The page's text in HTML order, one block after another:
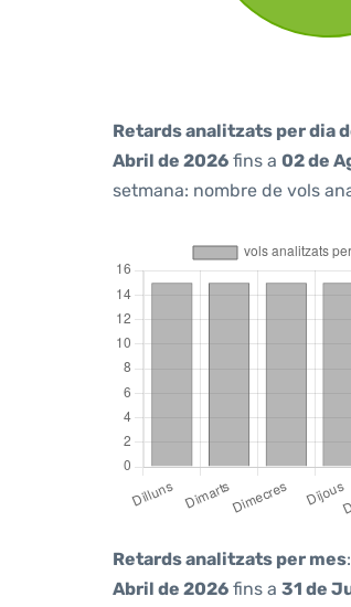
Retards analitzats per dia
Abril de 2026 fins a 02 de
setmana: nombre de vols
Retards analitzats per mes
Abril de 2026 fins a 31 de